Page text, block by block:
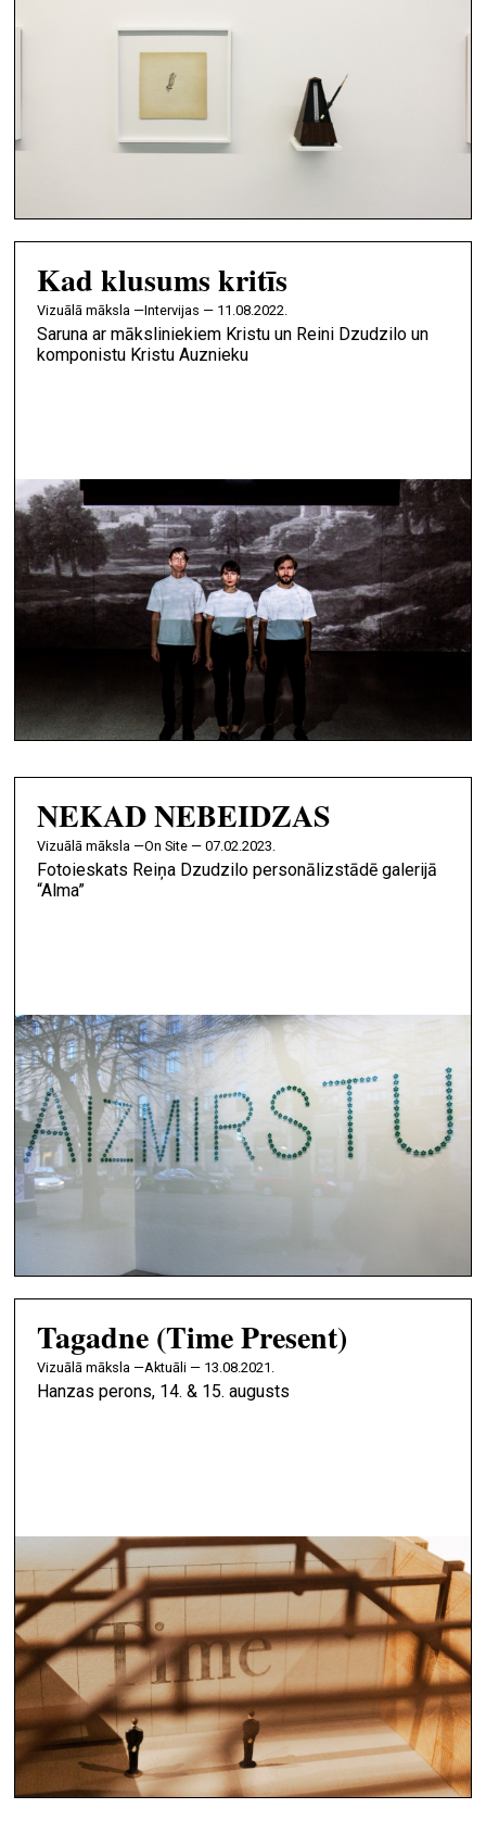
Kad klusums kritīs
vizuālā māksla —Intervijas — 11.08.2022.
Saruna ar māksliniekiem Kristu un Reini Dzudzilo un
komponistu Kristu Auznieku
NEKAD NEBEIDZAS
vizuālā māksla —On Site — 07.02.2023.
Fotoieskats Reiņa Dzudzilo personālizstādē galerijā
“Alma”
Tagadne (Time Present)
vizuālā māksla —Aktuāli — 13.08.2021.
Hanzas perons, 14. & 15. augusts